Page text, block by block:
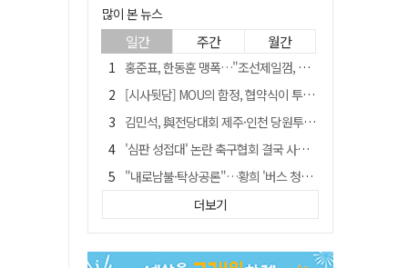
많이 본 뉴스
일간 주간 월간
홍준표, 한동훈 맹폭…"조선제일껌, 권력에 살고 권력에 죽었다"
[시사뒷담] MOU의 함정, 협약식이 투자 확정은 아니긴 해
김민석, 與전당대회 제주·인천 당원투표서 승리…누적 득표는 '초박빙'
'심판 성접대' 논란 축구협회 결국 사과…"깊이 반성, 쇄신하겠다"
"내로남불·탁상공론"…황희 '버스 청년주택' 제안에 與 내부서도 쓴소리
"경로당 통장에 비밀번호가 적혀 있다"…전국 돌며 경로당 13곳 턴 30대 구속
예안향교 대성전, '국가지정 보물로 지정'
더보기